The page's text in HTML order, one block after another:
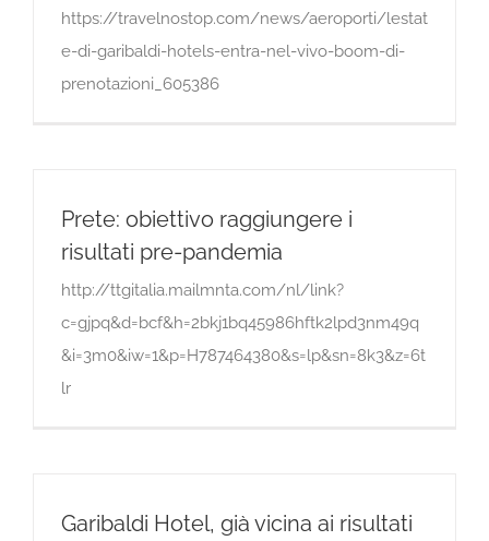
https://travelnostop.com/news/aeroporti/lestat
e-di-garibaldi-hotels-entra-nel-vivo-boom-di-
prenotazioni_605386
Prete: obiettivo raggiungere i
risultati pre-pandemia
http://ttgitalia.mailmnta.com/nl/link?
c=gjpq&d=bcf&h=2bkj1bq45986hftk2lpd3nm49q
&i=3m0&iw=1&p=H787464380&s=lp&sn=8k3&z=6t
lr
Garibaldi Hotel, già vicina ai risultati